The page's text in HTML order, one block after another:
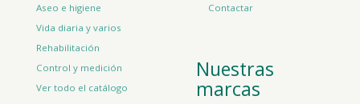
Aseo e higiene
Vida diaria y varios
Rehabilitación
Control y medición
Ver todo el catálogo
Contactar
Nuestras
marcas